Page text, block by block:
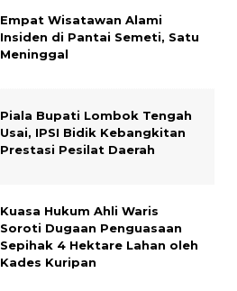
Empat Wisatawan Alami
Insiden di Pantai Semeti, Satu
Meninggal
Piala Bupati Lombok Tengah
Usai, IPSI Bidik Kebangkitan
Prestasi Pesilat Daerah
Kuasa Hukum Ahli Waris
Soroti Dugaan Penguasaan
Sepihak 4 Hektare Lahan oleh
Kades Kuripan